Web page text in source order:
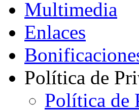
Multimedia
Enlaces
Política de
Política de